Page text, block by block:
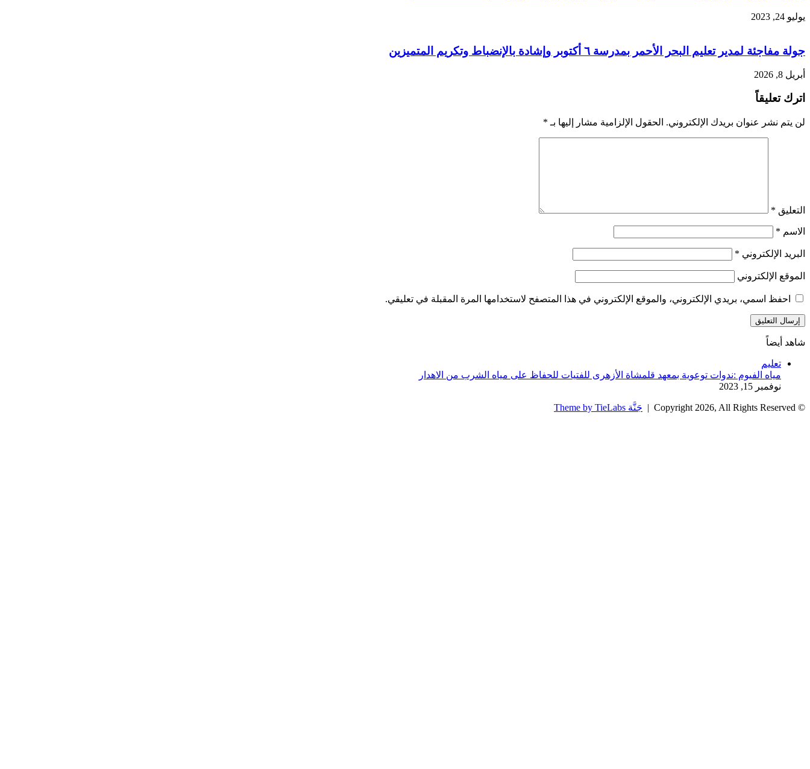
يوليو 24, 2023
جولة مفاجئة لمدير تعليم البحر الأحمر بمدرسة ٦ أكتوبر وإشادة بالإنضباط وتكريم المتميزين
أبريل 8, 2026
اترك تعليقاً
لن يتم نشر عنوان بريدك الإلكتروني. الحقول الإلزامية مشار إليها بـ *
التعليق *
الاسم *
البريد الإلكتروني *
الموقع الإلكتروني
احفظ اسمي، بريدي الإلكتروني، والموقع الإلكتروني في هذا المتصفح لاستخدامها المرة المقبلة في تعليقي.
شاهد أيضاً
تعليم
مياه الفيوم :ندوات توعوية بمعهد قلمشاة الأزهرى للفتيات للحفاظ على مياه الشرب من الاهدار
نوفمبر 15, 2023
© Copyright 2026, All Rights Reserved |
جَنَّة Theme by TieLabs